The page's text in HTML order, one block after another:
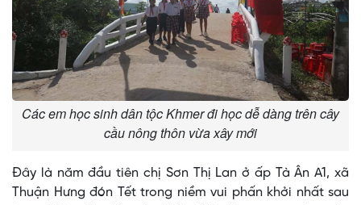
Các em học sinh dân tộc Khmer đi học dễ dàng trên cây
cầu nông thôn vừa xây mới
Đây là năm đầu tiên chị Sơn Thị Lan ở ấp Tà Ân A1, xã
Thuận Hưng đón Tết trong niềm vui phấn khởi nhất sau